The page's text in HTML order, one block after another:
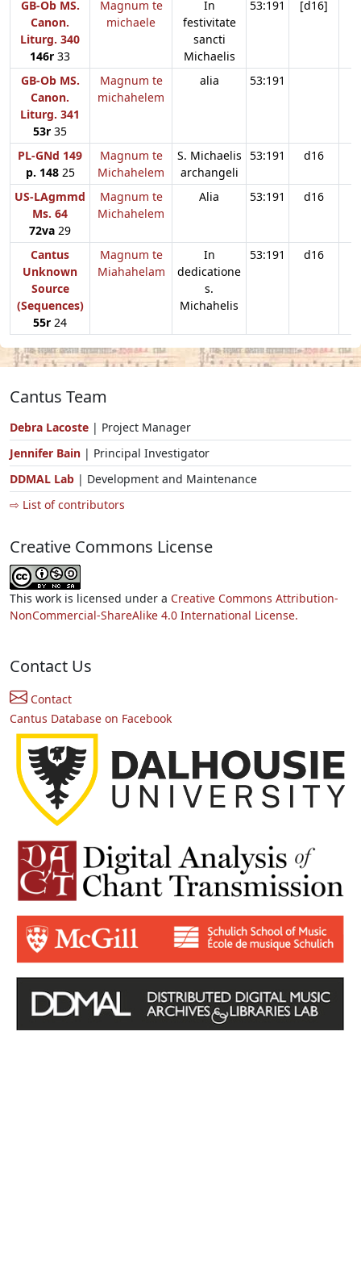
GB-Ob MS.
Canon.
Liturg. 340
146r 33
Magnum te
michaele
In
festivitate
sancti
Michaelis
53:191 [d16]
GB-Ob MS.
Canon.
Liturg. 341
53r 35
Magnum te
michahelem
alia 53:191
PL-GNd 149
p. 14825
Magnum te
Michahelem
S. Michaelis
archangeli
53:191 d16
US-LAgmmd
Ms. 64
72va 29
Magnum te
Michahelem
Alia 53:191 d16
Cantus
Unknown
Source
(Sequences)
55r 24
Magnum te
Miahahelam
In
dedicatione
s.
Michahelis
53:191 d16
Cantus Team
Debra Lacoste | Project Manager
Jennifer Bain | Principal Investigator
DDMAL Lab | Development and Maintenance
⇨ List of contributors
Creative Commons License
This work is licensed under a Creative Commons Attribution-
NonCommercial-ShareAlike 4.0 International License.
Contact Us
Contact
Cantus Database on Facebook